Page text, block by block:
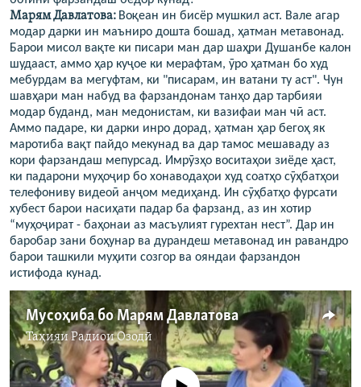
Марям Давлатова: Воқеан ин бисёр мушкил аст. Вале агар
модар дарки ин маъниро дошта бошад, ҳатман метавонад.
Барои мисол вақте ки писари ман дар шаҳри Душанбе калон
шудааст, аммо ҳар куҷое ки мерафтам, ӯро ҳатман бо худ
мебурдам ва мегуфтам, ки "писарам, ин ватани ту аст". Чун
шавҳари ман набуд ва фарзандонам танҳо дар тарбияи
модар буданд, ман медонистам, ки вазифаи ман чӣ аст.
Аммо падаре, ки дарки инро дорад, ҳатман ҳар бегоҳ як
маротиба вақт пайдо мекунад ва дар тамос мешаваду аз
кори фарзандаш мепурсад. Имрӯзҳо воситаҳои зиёде ҳаст,
ки падарони муҳоҷир бо хонаводаҳои худ соатҳо сӯҳбатҳои
телефониву видеоӣ анҷом медиҳанд. Ин сӯҳбатҳо фурсати
хубест барои насиҳати падар ба фарзанд, аз ин хотир
“муҳоҷират - баҳонаи аз масъулият гурехтан нест”. Дар ин
баробар зани боҳунар ва дурандеш метавонад ин равандро
барои ташкили муҳити созгор ва ояндаи фарзандон
истифода кунад.
Мусоҳиба бо Марям Давлатова
ТаҳияиРадиои Озодӣ
Феълан кор намекунад